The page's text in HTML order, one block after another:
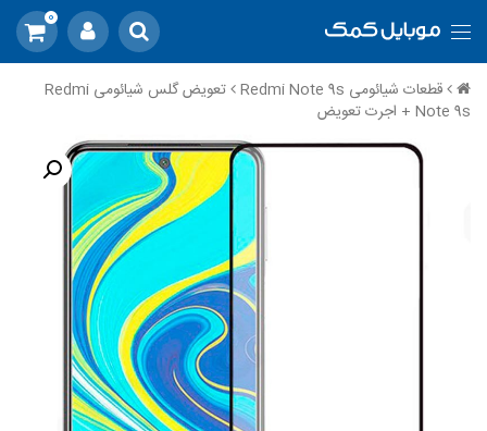
0
قطعات شیائومی Redmi Note 9s
تعویض گلس شیائومی Redmi
Note 9s + اجرت تعویض